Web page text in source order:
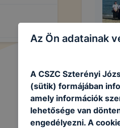
Az Ön adatainak
A CSZC Szterényi
(sütik) formájában
amely információk
lehetősége van
engedélyezni. A